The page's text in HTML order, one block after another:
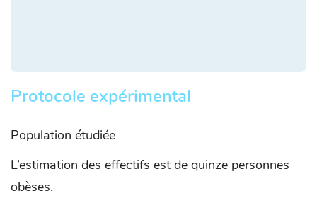
Protocole expérimental
Population étudiée
L’estimation des effectifs est de quinze personnes
obèses.